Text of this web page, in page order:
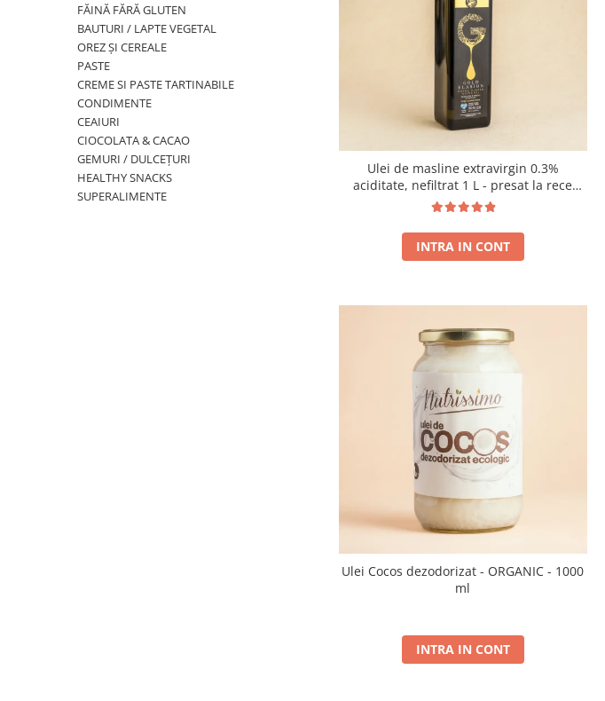
CEAIURI GRECEȘTI
CIOCOLATĂ ȘI CACAO
HEALTHY SNACKS
SUPERALIMENTE
PRODUSE ECO / ORGANICE
PRODUSE ROMÂNEȘTI
FĂINĂ FĂRĂ GLUTEN
BAUTURI / LAPTE VEGETAL
OREZ ȘI CEREALE
PASTE
CREME SI PASTE TARTINABILE
CONDIMENTE
CEAIURI
CIOCOLATA & CACAO
GEMURI / DULCEȚURI
HEALTHY SNACKS
SUPERALIMENTE
Ulei de masline extravirgin 0.3%
aciditate, nefiltrat 1 L - presat la rece
RECOLTA NOUA
INTRA IN CONT
Ulei Cocos dezodorizat - ORGANIC - 1000
ml
INTRA IN CONT